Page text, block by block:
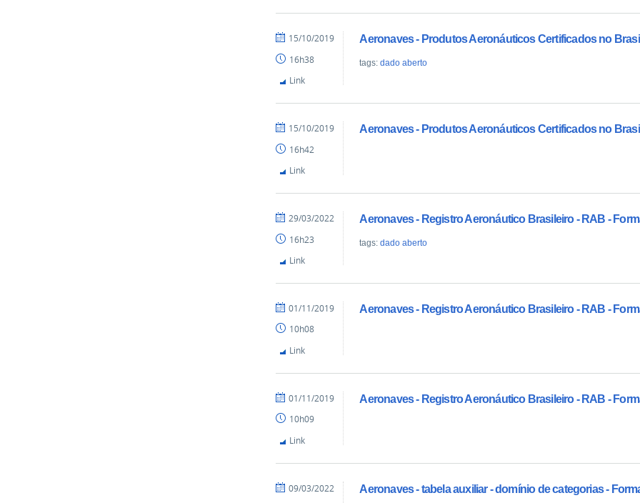
Aeronaves - Produtos Aeronáuticos Certificados no
tags:dado aberto
15/10/2019
16h38
Link
Aeronaves - Produtos Aeronáuticos Certificados no
15/10/2019
16h42
Link
Aeronaves - Registro Aeronáutico Brasileiro - RAB -
tags:dado aberto
29/03/2022
16h23
Link
Aeronaves - Registro Aeronáutico Brasileiro - RAB -
01/11/2019
10h08
Link
Aeronaves - Registro Aeronáutico Brasileiro - RAB -
01/11/2019
10h09
Link
Aeronaves - tabela auxiliar - domínio de categorias -
09/03/2022